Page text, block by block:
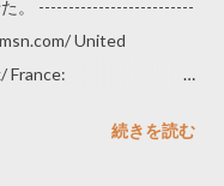
。 --------------------------
United
France:
続きを読む